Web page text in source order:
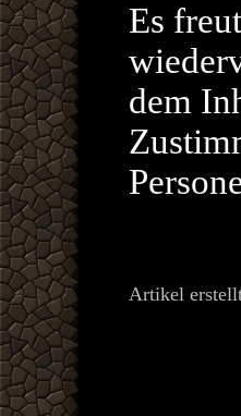
Es
dem
Artikel